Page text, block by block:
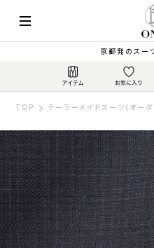
京都発のスー
TOP テーラーメイドスーツ(オー